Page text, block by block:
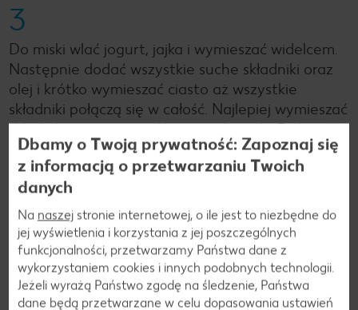
3
Do miski wlać jogurt, jajka i wymieszać widelcem.
Następnie dodać wszystkie suche składniki oraz
olej i krótko wymieszać ciasto aż wszystkie
składniki połączą się w całość. Najlepiej wymieszać
składniki za pomocą silikonowej łopatki. Piekarnik
nagrzać do 180 st C (termoobieg + dolna grzałka).
4
Okrągłą formę do pieczenia (średnica ok. 24 cm)
wyłożyć papierem do pieczenia, przełożyć ciasto,
na wierzchu ułożyć truskawki oraz rabarbar.
Całość posypać kruszonką. Ciasto wstawić na
Dbamy o Twoją prywatność: Zapoznaj się
z informacją o przetwarzaniu Twoich
danych
Na naszej stronie internetowej, o ile jest to niezbędne do
jej wyświetlenia i korzystania z jej poszczególnych
funkcjonalności, przetwarzamy Państwa dane z
wykorzystaniem cookies i innych podobnych technologii.
Jeżeli wyrażą Państwo zgodę na śledzenie, Państwa
dane będą przetwarzane w celu dopasowania ustawień